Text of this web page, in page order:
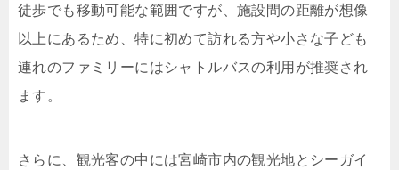
徒歩でも移動可能な範囲ですが、施設間の距離が想像
以上にあるため、特に初めて訪れる方や小さな子ども
連れのファミリーにはシャトルバスの利用が推奨され
ます。
さらに、観光客の中には宮崎市内の観光地とシーガイ